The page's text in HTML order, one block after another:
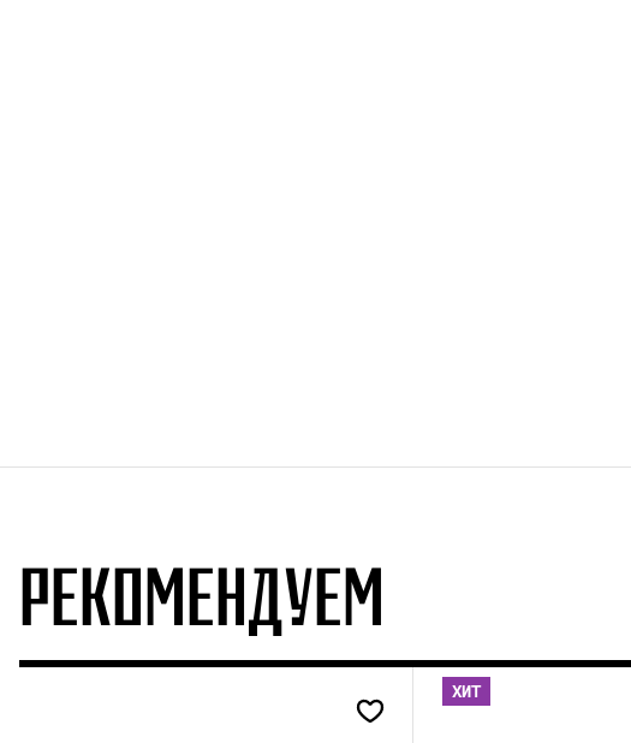
РЕКОМЕНДУЕМ
ХИТ